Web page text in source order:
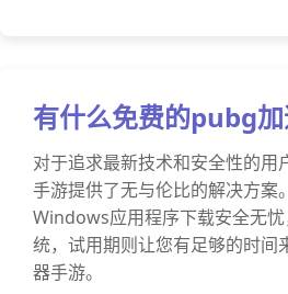
有什么免费的pubg
对于追求最新技术和安全性的
手游提供了无与伦比的解决方案
Windows应用程序下载安全无
统，试用期则让您有足够的时
器手游。